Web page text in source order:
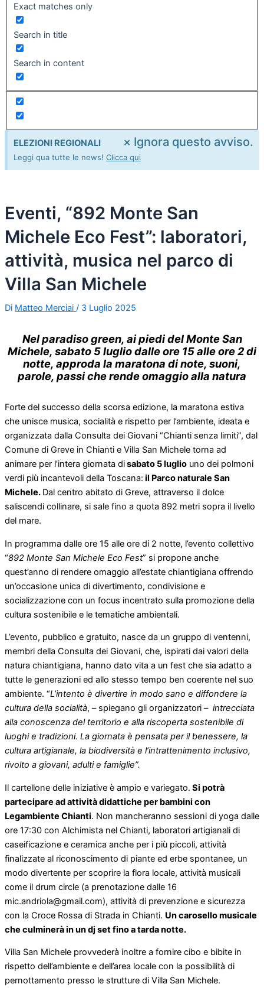
Exact matches only
Search in title
Search in content
ELEZIONI REGIONALI
Leggi qua tutte le news! Clicca qui
× Ignora questo avviso.
Eventi, “892 Monte San
Michele Eco Fest”: laboratori,
attività, musica nel parco di
Villa San Michele
Di Matteo Merciai / 3 Luglio 2025
Nel paradiso green, ai piedi del Monte San
Michele, sabato 5 luglio dalle ore 15 alle ore 2 di
notte, approda la maratona di note, suoni,
parole, passi che rende omaggio alla natura
Forte del successo della scorsa edizione, la maratona estiva
che unisce musica, socialità e rispetto per l’ambiente, ideata e
organizzata dalla Consulta dei Giovani “Chianti senza limiti”, dal
Comune di Greve in Chianti e Villa San Michele torna ad
animare per l’intera giornata disabato 5 luglio uno dei polmoni
verdi più incantevoli della Toscana: il Parco naturale San
Michele. Dal centro abitato di Greve, attraverso il dolce
saliscendi collinare, si sale fino a quota 892 metri sopra il livello
del mare.
In programma dalle ore 15 alle ore di 2 notte, l’evento collettivo
“892 Monte San Michele Eco Fest” si propone anche
quest’anno di rendere omaggio all’estate chiantigiana offrendo
un’occasione unica di divertimento, condivisione e
socializzazione con un focus incentrato sulla promozione della
cultura sostenibile e le tematiche ambientali.
L’evento, pubblico e gratuito, nasce da un gruppo di ventenni,
membri della Consulta dei Giovani, che, ispirati dai valori della
natura chiantigiana, hanno dato vita a un fest che sia adatto a
tutte le generazioni ed allo stesso tempo ben coerente nel suo
ambiente. “L’intento è divertire in modo sano e diffondere la
cultura della socialità, – spiegano gli organizzatori – intrecciata
alla conoscenza del territorio e alla riscoperta sostenibile di
luoghi e tradizioni. La giornata è pensata per il benessere, la
cultura artigianale, la biodiversità e l’intrattenimento inclusivo,
rivolto a giovani, adulti e famiglie”.
Il cartellone delle iniziative è ampio e variegato. Si potrà
partecipare ad attività didattiche per bambini con
Legambiente Chianti. Non mancheranno sessioni di yoga dalle
ore 17:30 con Alchimista nel Chianti, laboratori artigianali di
caseificazione e ceramica anche per i più piccoli, attività
finalizzate al riconoscimento di piante ed erbe spontanee, un
modo divertente per scoprire la flora locale, attività musicali
come il drum circle (a prenotazione dalle 16
mic.andriola@gmail.com), attività di prevenzione e sicurezza
con la Croce Rossa di Strada in Chianti. Un carosello musicale
che culminerà in un dj set fino a tarda notte.
Villa San Michele provvederà inoltre a fornire cibo e bibite in
rispetto dell’ambiente e dell’area locale con la possibilità di
pernottamento presso le strutture di Villa San Michele.